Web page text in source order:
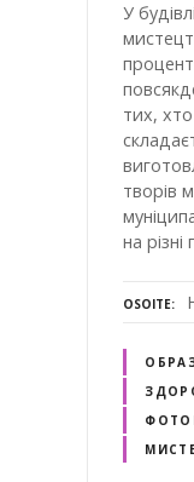
У
тих,
творів
на
OSOITE